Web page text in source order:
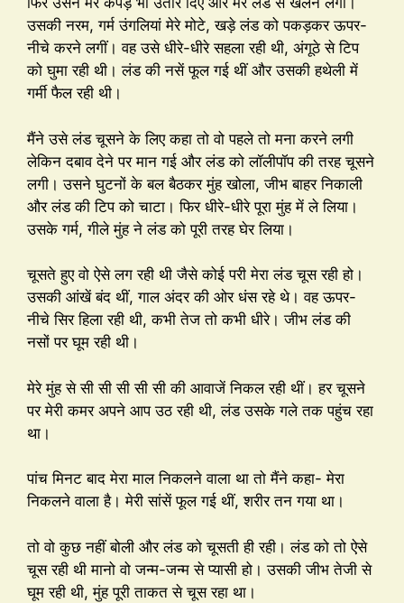
उसकी नरम, गर्म उंगलियां मेरे मोटे, खड़े लंड को पकड़कर ऊपर-
नीचे करने लगीं। वह उसे धीरे-धीरे सहला रही थी, अंगूठे से टिप
को घुमा रही थी। लंड की नसें फूल गई थीं और उसकी हथेली में
गर्मी फैल रही थी।
मैंने उसे लंड चूसने के लिए कहा तो वो पहले तो मना करने लगी
लेकिन दबाव देने पर मान गई और लंड को लॉलीपॉप की तरह चूसने
लगी। उसने घुटनों के बल बैठकर मुंह खोला, जीभ बाहर निकाली
और लंड की टिप को चाटा। फिर धीरे-धीरे पूरा मुंह में ले लिया।
उसके गर्म, गीले मुंह ने लंड को पूरी तरह घेर लिया।
चूसते हुए वो ऐसे लग रही थी जैसे कोई परी मेरा लंड चूस रही हो।
उसकी आंखें बंद थीं, गाल अंदर की ओर धंस रहे थे। वह ऊपर-
नीचे सिर हिला रही थी, कभी तेज तो कभी धीरे। जीभ लंड की
नसों पर घूम रही थी।
मेरे मुंह से सी सी सी सी सी की आवाजें निकल रही थीं। हर चूसने
पर मेरी कमर अपने आप उठ रही थी, लंड उसके गले तक पहुंच रहा
था।
पांच मिनट बाद मेरा माल निकलने वाला था तो मैंने कहा- मेरा
निकलने वाला है। मेरी सांसें फूल गई थीं, शरीर तन गया था।
तो वो कुछ नहीं बोली और लंड को चूसती ही रही। लंड को तो ऐसे
चूस रही थी मानो वो जन्म-जन्म से प्यासी हो। उसकी जीभ तेजी से
घूम रही थी, मुंह पूरी ताकत से चूस रहा था।